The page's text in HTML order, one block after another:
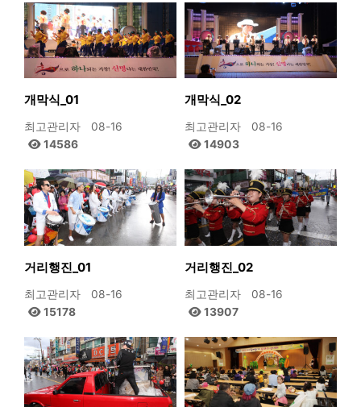
개막식_01
최고관리자
08-16
14586
개막식_02
최고관리자
08-16
14903
거리행진_01
최고관리자
08-16
15178
거리행진_02
최고관리자
08-16
13907